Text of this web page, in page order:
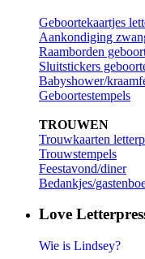
Geboortekaartjes
Aankondiging
Raamborden
Sluitstickers
Babyshower/
Geboortestempels
TROUWEN
Trouwkaarten
Trouwstempels
Feestavond/diner
Bedankjes/
Love
Wie is Lindsey?